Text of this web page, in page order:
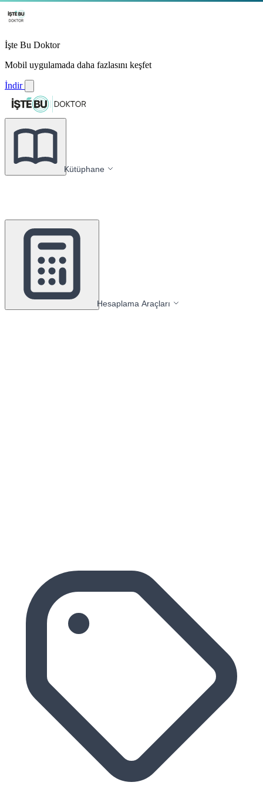
İşte Bu Doktor
Mobil uygulamada daha fazlasını keşfet
İndir
Kütüphane
Hesaplama Araçları